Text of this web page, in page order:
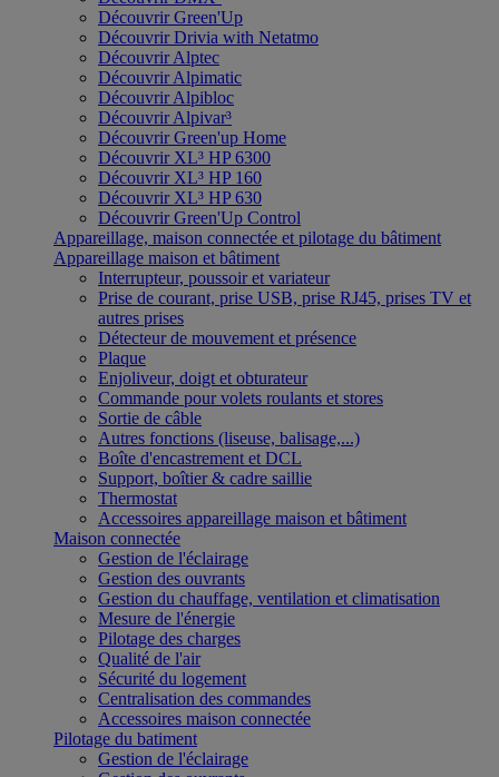
Découvrir Green'Up
Découvrir Drivia with Netatmo
Découvrir Alptec
Découvrir Alpimatic
Découvrir Alpibloc
Découvrir Alpivar³
Découvrir Green'up Home
Découvrir XL³ HP 6300
Découvrir XL³ HP 160
Découvrir XL³ HP 630
Découvrir Green'Up Control
Appareillage, maison connectée et pilotage du bâtiment
Appareillage maison et bâtiment
Interrupteur, poussoir et variateur
Prise de courant, prise USB, prise RJ45, prises TV et
autres prises
Détecteur de mouvement et présence
Plaque
Enjoliveur, doigt et obturateur
Commande pour volets roulants et stores
Sortie de câble
Autres fonctions (liseuse, balisage,...)
Boîte d'encastrement et DCL
Support, boîtier & cadre saillie
Thermostat
Accessoires appareillage maison et bâtiment
Maison connectée
Gestion de l'éclairage
Gestion des ouvrants
Gestion du chauffage, ventilation et climatisation
Mesure de l'énergie
Pilotage des charges
Qualité de l'air
Sécurité du logement
Centralisation des commandes
Accessoires maison connectée
Pilotage du batiment
Gestion de l'éclairage